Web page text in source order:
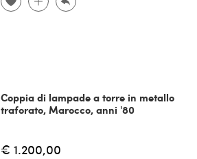
Coppia di lampade a torre in metallo
traforato, Marocco, anni '80
€ 1.200,00